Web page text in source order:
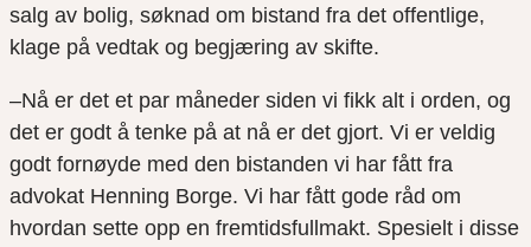
salg av bolig, søknad om bistand fra det offentlige,
klage på vedtak og begjæring av skifte.
–Nå er det et par måneder siden vi fikk alt i orden, og
det er godt å tenke på at nå er det gjort. Vi er veldig
godt fornøyde med den bistanden vi har fått fra
advokat Henning Borge. Vi har fått gode råd om
hvordan sette opp en fremtidsfullmakt. Spesielt i disse